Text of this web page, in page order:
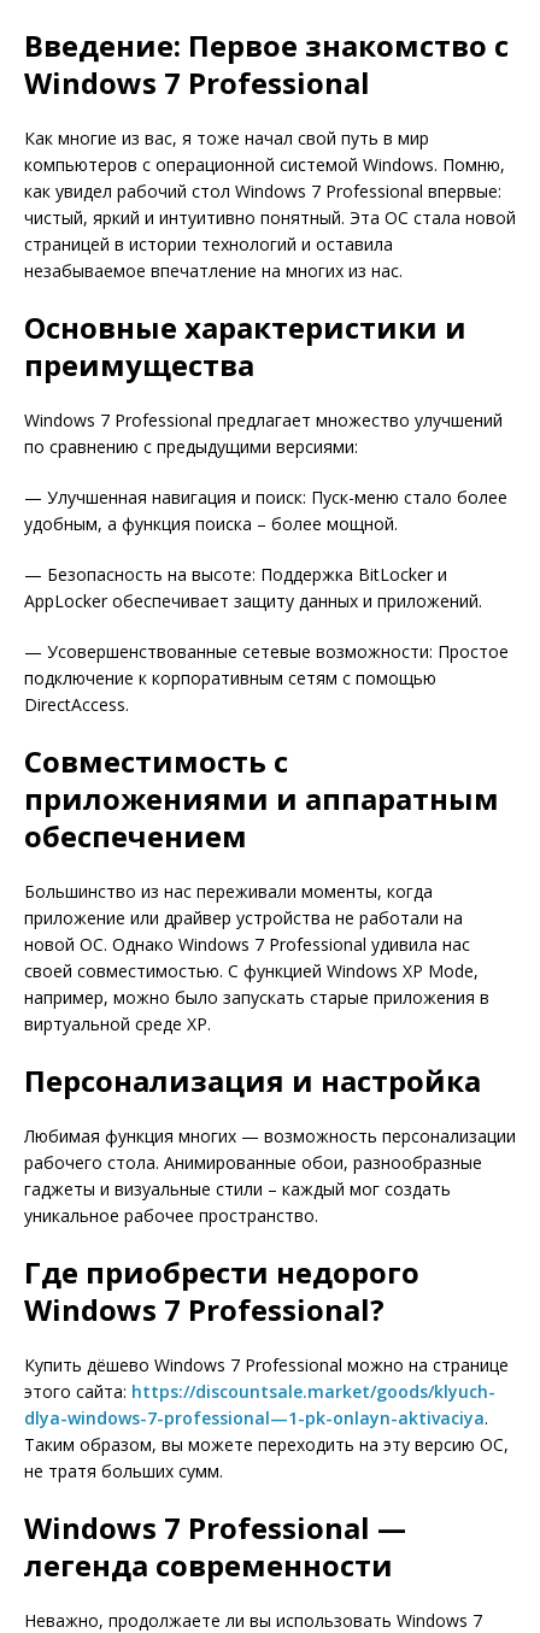
Введение: Первое знакомство с
Windows 7 Professional
Как многие из вас, я тоже начал свой путь в мир
компьютеров с операционной системой Windows. Помню,
как увидел рабочий стол Windows 7 Professional впервые:
чистый, яркий и интуитивно понятный. Эта ОС стала новой
страницей в истории технологий и оставила
незабываемое впечатление на многих из нас.
Основные характеристики и
преимущества
Windows 7 Professional предлагает множество улучшений
по сравнению с предыдущими версиями:
— Улучшенная навигация и поиск: Пуск-меню стало более
удобным, а функция поиска – более мощной.
— Безопасность на высоте: Поддержка BitLocker и
AppLocker обеспечивает защиту данных и приложений.
— Усовершенствованные сетевые возможности: Простое
подключение к корпоративным сетям с помощью
DirectAccess.
Совместимость с
приложениями и аппаратным
обеспечением
Большинство из нас переживали моменты, когда
приложение или драйвер устройства не работали на
новой ОС. Однако Windows 7 Professional удивила нас
своей совместимостью. С функцией Windows XP Mode,
например, можно было запускать старые приложения в
виртуальной среде XP.
Персонализация и настройка
Любимая функция многих — возможность персонализации
рабочего стола. Анимированные обои, разнообразные
гаджеты и визуальные стили – каждый мог создать
уникальное рабочее пространство.
Где приобрести недорого
Windows 7 Professional?
Купить дёшево Windows 7 Professional можно на странице
этого сайта: https://discountsale.market/goods/klyuch-
dlya-windows-7-professional—1-pk-onlayn-aktivaciya.
Таким образом, вы можете переходить на эту версию ОС,
не тратя больших сумм.
Windows 7 Professional —
легенда современности
Неважно, продолжаете ли вы использовать Windows 7